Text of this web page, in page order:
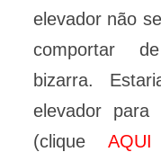
elevador não
comportar
bizarra.
elevador
(clique AQUI